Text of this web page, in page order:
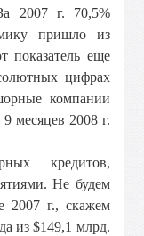
2007 г. 70,5%
пришло из
показатель еще
цифрах
компании
месяцев 2008 г.
кредитов,
Не будем
2007 г., скажем
из $149,1 млрд.